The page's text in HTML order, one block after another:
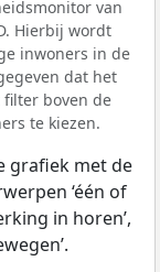
van
Hierbij wordt
inwoners in de
dat het
boven de
te kiezen.
grafiek met de
‘één of
in horen’,